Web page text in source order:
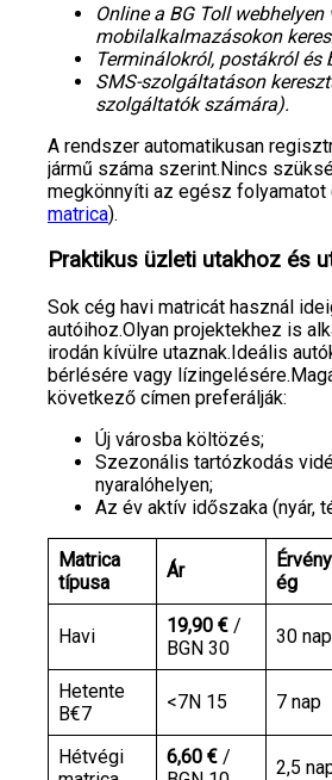
Online a BG Toll webhelyen
mobilalkalmazásokon
Terminálokról, postákról és
SMS-szolgáltatáson
szolgáltatók számára).
A rendszer automatikusan
jármű száma szerint.Nincs
megkönnyíti az egész folyamatot
matrica).
Praktikus üzleti utakhoz és
Sok cég havi matricát használ
autóihoz.Olyan projektekhez is
irodán kívülre utaznak.Ideális
bérlésére vagy
következő címen preferálják:
Új városba költözés;
Szezonális tartózkodás
nyaralóhelyen;
Az év aktív időszaka (nyár,
Matrica
típusa
Ár
ég
Havi 19,90 € /
BGN 30
30 nap
Hetente
B€7
<7N 15 7 nap
Hétvégi
6,60 € /
2,5